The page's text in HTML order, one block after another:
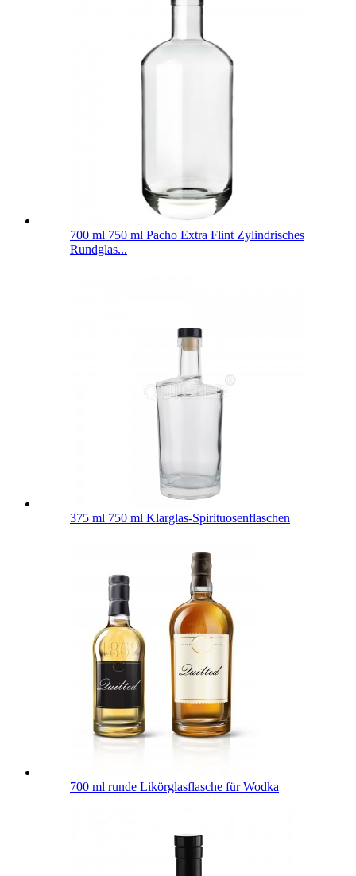
700 ml 750 ml Pacho Extra Flint Zylindrisches
Rundglas...
375 ml 750 ml Klarglas-Spirituosenflaschen
700 ml runde Likörglasflasche für Wodka